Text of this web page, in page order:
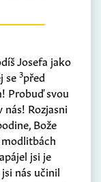
Josefa jako
se 3před
Probuď svou
nás! Rozjasni
Bože
jsi je
nás učinil